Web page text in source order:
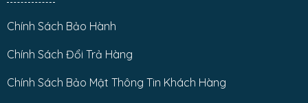
Chính Sách Bảo Hành
Chính Sách Đổi Trả Hàng
Chính Sách Bảo Mật Thông Tin Khách Hàng